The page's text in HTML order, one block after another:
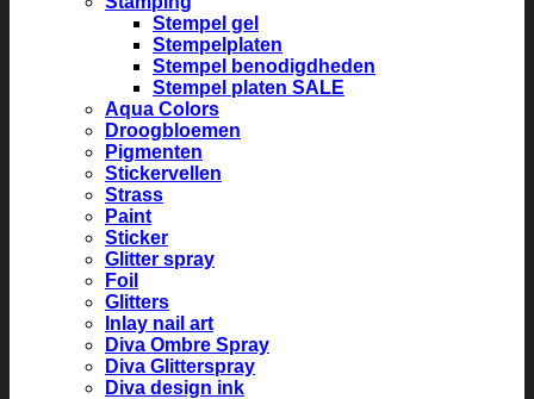
Stempel gel
Stempelplaten
Stempel benodigdheden
Stempel platen SALE
Aqua Colors
Droogbloemen
Pigmenten
Stickervellen
Strass
Paint
Sticker
Glitter spray
Foil
Glitters
Inlay nail art
Diva Ombre Spray
Diva Glitterspray
Diva design ink